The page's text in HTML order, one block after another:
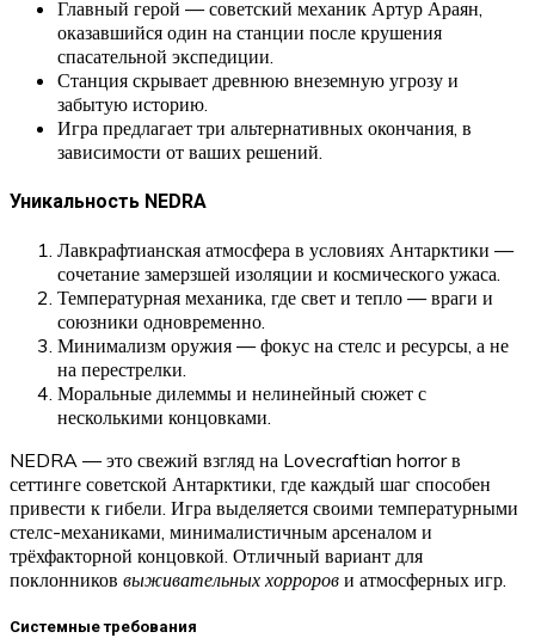
Главный герой — советский механик Артур Араян,
оказавшийся один на станции после крушения
спасательной экспедиции.
Станция скрывает древнюю внеземную угрозу и
забытую историю.
Игра предлагает три альтернативных окончания, в
зависимости от ваших решений.
Уникальность NEDRA
Лавкрафтианская атмосфера в условиях Антарктики —
сочетание замерзшей изоляции и космического ужаса.
Температурная механика, где свет и тепло — враги и
союзники одновременно.
Минимализм оружия — фокус на стелс и ресурсы, а не
на перестрелки.
Моральные дилеммы и нелинейный сюжет с
несколькими концовками.
NEDRA — это свежий взгляд на Lovecraftian horror в
сеттинге советской Антарктики, где каждый шаг способен
привести к гибели. Игра выделяется своими температурными
стелс-механиками, минималистичным арсеналом и
трёхфакторной концовкой. Отличный вариант для
поклонников выживательных хорроров и атмосферных игр.
Системные требования